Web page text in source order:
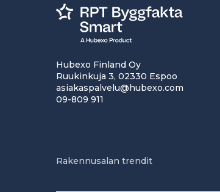
Hubexo Finland Oy
Ruukinkuja 3, 02330 Espoo
asiakaspalvelu@hubexo.com
09-809 911
Rakennusalan trendit